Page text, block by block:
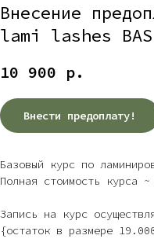
Внесение
lami lashes
10 900 р.
Внести предоплату!
Базовый курс по
Полная стоимость курса
Запись на курс
{остаток в размере